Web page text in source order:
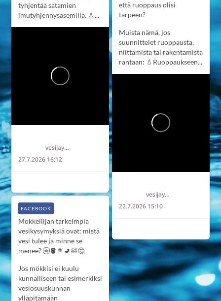
tyhjentää satamien
imutyhjennysasemilla. 💧...
vesijaymparisto
27.7.2026 16:12
että ruoppaus olisi
tarpeen?
Muista nämä, jos
suunnittelet ruoppausta,
niittämistä tai rakentamista
rantaan: 💧Ruoppaukseen...
vesijaymparisto
22.7.2026 15:10
Mökkeilijän tärkeimpiä
vesikysymyksiä ovat: mistä
vesi tulee ja minne se
menee? 🚰🪣🚿🚽🛀🤔
Jos mökkisi ei kuulu
kunnalliseen tai esimerkiksi
vesiosuuskunnan
ylläpitämään
FACEBOOK